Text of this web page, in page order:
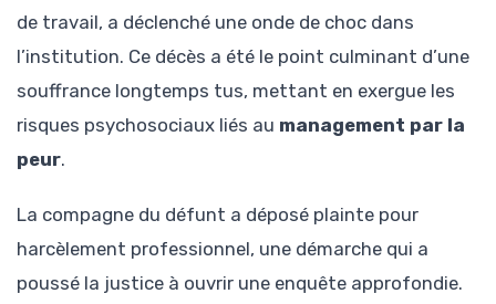
de travail, a déclenché une onde de choc dans
l’institution. Ce décès a été le point culminant d’une
souffrance longtemps tus, mettant en exergue les
risques psychosociaux liés au management par la
peur.
La compagne du défunt a déposé plainte pour
harcèlement professionnel, une démarche qui a
poussé la justice à ouvrir une enquête approfondie.